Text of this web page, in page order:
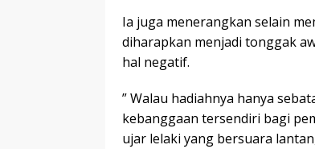
Ia juga menerangkan selain
diharapkan menjadi tonggak
hal negatif.
” Walau hadiahnya hanya
kebanggaan tersendiri bagi
ujar lelaki yang bersuara